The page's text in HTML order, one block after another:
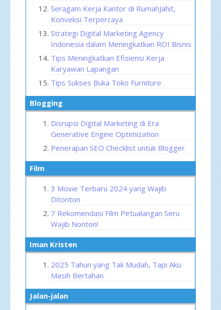
Seragam Kerja Kantor di RumahJahit,
Konveksi Terpercaya
Strategi Digital Marketing Agency
Indonesia dalam Meningkatkan ROI Bisnis
Tips Meningkatkan Efisiensi Kerja
Karyawan Lapangan
Tips Sukses Buka Toko Furniture
Blogging
Disrupsi Digital Marketing di Era
Generative Engine Optimization
Penerapan SEO Checklist untuk Blogger
Film
3 Movie Terbaru 2024 yang Wajib
Ditonton
7 Rekomendasi Film Petualangan Seru
Wajib Nonton!
Iman Kristen
2025 Tahun yang Tak Mudah, Tapi Aku
Masih Bertahan
Jalan-jalan